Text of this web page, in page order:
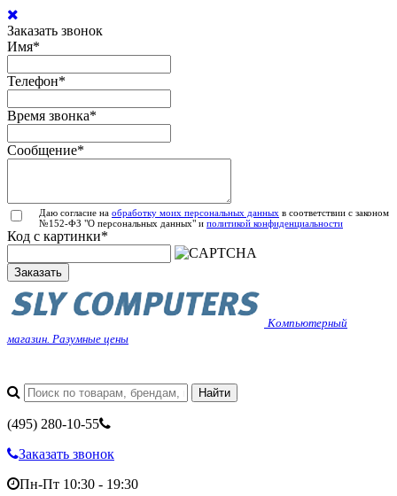
Заказать звонок
Имя*
Телефон*
Время звонка*
Сообщение*
Даю согласие на обработку моих персональных данных в соответствии с законом
№152-ФЗ "О персональных данных" и политикой конфиденциальности
Код с картинки*
Заказать
Компьютерный
магазин. Разумные цены
(495) 280-10-55
Заказать звонок
Пн-Пт 10:30 - 19:30